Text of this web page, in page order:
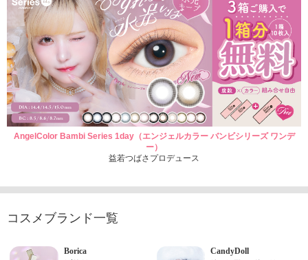
AngelColor Bambi Series 1day（エンジェルカラー バンビシリーズ ワンデ
ー）
益若つばさプロデュース
コスメブランド一覧